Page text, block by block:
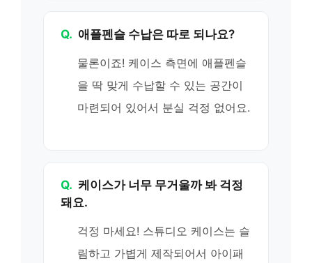
Q. 애플펜슬 수납은 따로 되나요?
물론이죠! 케이스 측면에 애플펜슬
을 딱 맞게 수납할 수 있는 공간이
마련되어 있어서 분실 걱정 없어요.
Q. 케이스가 너무 무거울까 봐 걱정
돼요.
걱정 마세요! 스튜디오 케이스는 슬
림하고 가볍게 제작되어서 아이패